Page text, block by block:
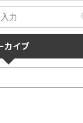
カイブ